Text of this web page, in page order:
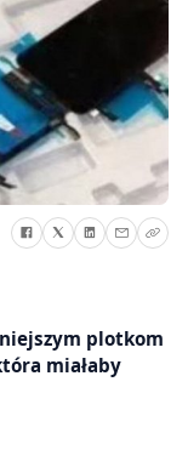
plotkom
miałaby